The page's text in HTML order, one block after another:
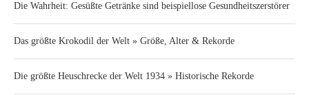
Die Wahrheit: Gesüßte Getränke sind beispiellose Gesundheitszerstörer
Das größte Krokodil der Welt » Größe, Alter & Rekorde
Die größte Heuschrecke der Welt 1934 » Historische Rekorde